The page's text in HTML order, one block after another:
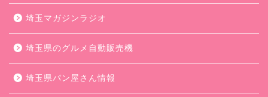
埼玉マガジンラジオ
埼玉県のグルメ自動販売機
埼玉県パン屋さん情報